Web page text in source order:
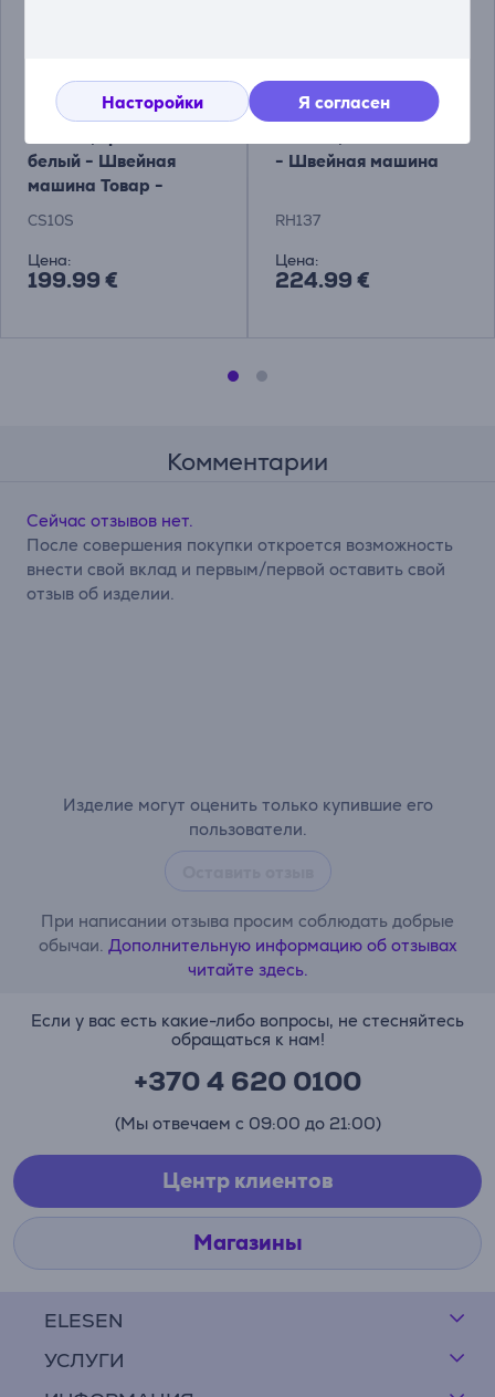
Насторойки Я согласен
белый - Швейная
машина Товар -
CS10S
CS10S
Цена:
199.99 €
- Швейная машина
RH137
Цена:
224.99 €
Комментарии
Изделие могут оценить только купившие его
пользователи.
При написании отзыва просим соблюдать добрые
обычаи. Дополнительную информацию об отзывах
читайте здесь.
Сейчас отзывов нет.
После совершения покупки откроется возможность
внести свой вклад и первым/первой оставить свой
отзыв об изделии.
ELESEN
УСЛУГИ
Если у вас есть какие-либо вопросы, не стесняйтесь
обращаться к нам!
+370 4 620 0100
(Мы отвечаем с 09:00 до 21:00)
Центр клиентов
Магазины